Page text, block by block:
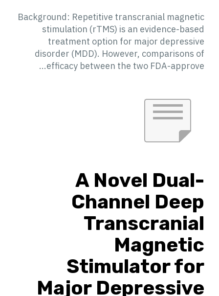
Background: Repetitive transcranial magnetic
stimulation (rTMS) is an evidence-based
treatment option for major depressive
disorder (MDD). However, comparisons of
efficacy between the two FDA-approve...
A Novel Dual-
Channel Deep
Transcranial
Magnetic
Stimulator for
Major Depressive